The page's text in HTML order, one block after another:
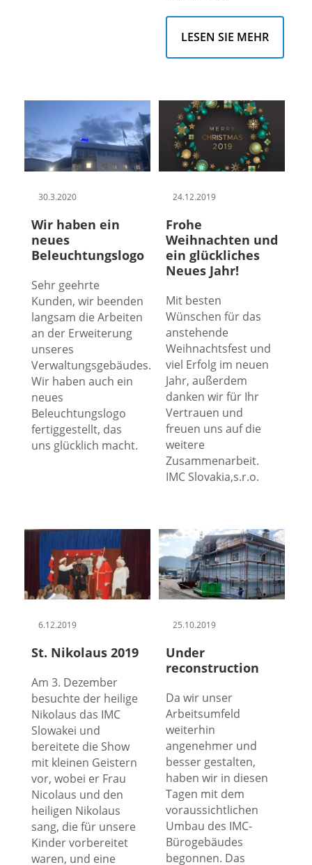
LESEN SIE MEHR
30.3.2020
Wir haben ein
neues
Beleuchtungslogo
Sehr geehrte
Kunden, wir beenden
langsam die Arbeiten
an der Erweiterung
unseres
Verwaltungsgebäudes.
Wir haben auch ein
neues
Beleuchtungslogo
fertiggestellt, das
uns glücklich macht.
24.12.2019
Frohe
Weihnachten und
ein glückliches
Neues Jahr!
Mit besten
Wünschen für das
anstehende
Weihnachtsfest und
viel Erfolg im neuen
Jahr, außerdem
danken wir für Ihr
Vertrauen und
freuen uns auf die
weitere
Zusammenarbeit.
IMC Slovakia,s.r.o.
6.12.2019
St. Nikolaus 2019
Am 3. Dezember
besuchte der heilige
Nikolaus das IMC
Slowakei und
bereitete die Show
mit kleinen Geistern
vor, wobei er Frau
Nicolaus und den
heiligen Nikolaus
sang, die für unsere
Kinder vorbereitet
waren, und eine
25.10.2019
Under
reconstruction
Da wir unser
Arbeitsumfeld
weiterhin
angenehmer und
besser gestalten,
haben wir in diesen
Tagen mit dem
voraussichtlichen
Umbau des IMC-
Bürogebäudes
begonnen. Das